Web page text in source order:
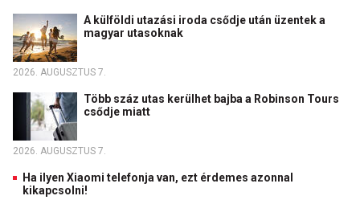
A külföldi utazási iroda csődje után üzentek a
magyar utasoknak
2026. AUGUSZTUS 7.
Több száz utas kerülhet bajba a Robinson Tours
csődje miatt
2026. AUGUSZTUS 7.
Ha ilyen Xiaomi telefonja van, ezt érdemes azonnal
kikapcsolni!